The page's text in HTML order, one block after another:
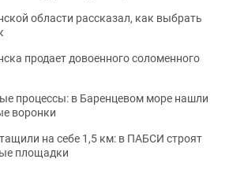
области рассказал, как выбрать
продает довоенного соломенного
процессы: в Баренцевом море нашли
воронки
на себе 1,5 км: в ПАБСИ строят
площадки